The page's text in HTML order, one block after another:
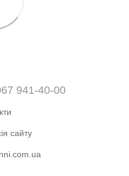
941-40-00
сайту